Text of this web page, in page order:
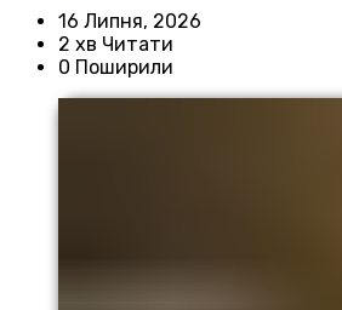
16 Липня, 2026
2 хв Читати
0 Поширили